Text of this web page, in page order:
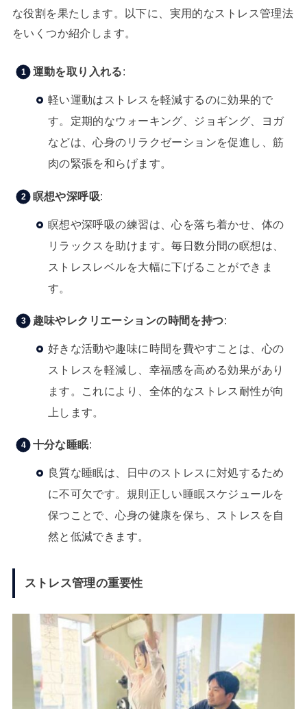
な役割を果たします。以下に、実用的なストレス管理法
をいくつか紹介します。
運動を取り入れる:
軽い運動はストレスを軽減するのに効果的で
す。定期的なウォーキング、ジョギング、ヨガ
などは、心身のリラクゼーションを促進し、筋
肉の緊張を和らげます。
瞑想や深呼吸:
瞑想や深呼吸の練習は、心を落ち着かせ、体の
リラックスを助けます。毎日数分間の瞑想は、
ストレスレベルを大幅に下げることができま
す。
趣味やレクリエーションの時間を持つ:
好きな活動や趣味に時間を費やすことは、心の
ストレスを軽減し、幸福感を高める効果があり
ます。これにより、全体的なストレス耐性が向
上します。
十分な睡眠:
良質な睡眠は、日中のストレスに対処するため
に不可欠です。規則正しい睡眠スケジュールを
保つことで、心身の健康を保ち、ストレスを自
然と低減できます。
ストレス管理の重要性